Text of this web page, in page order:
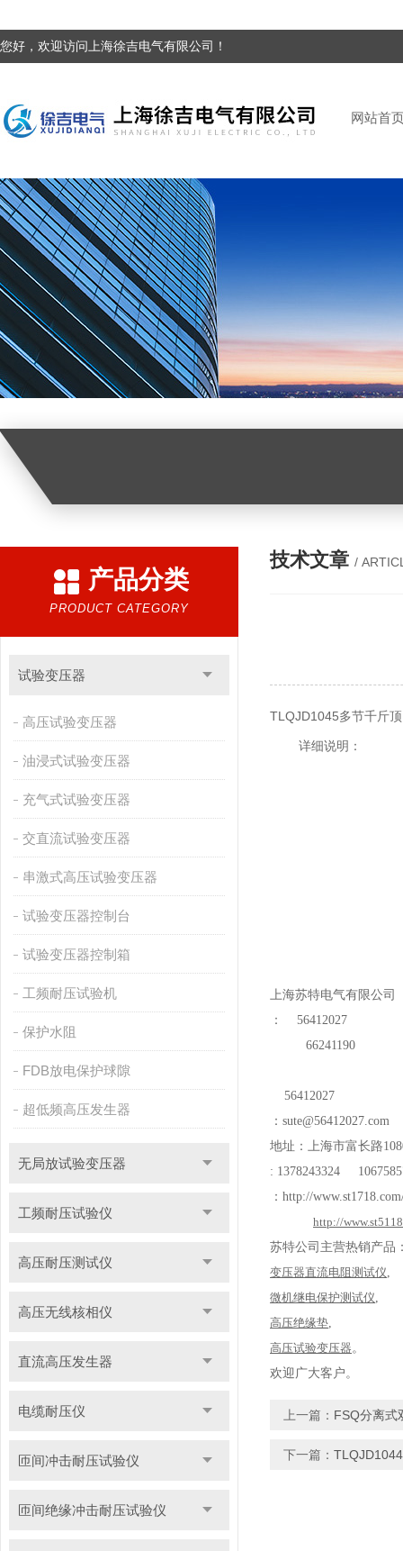
您好，欢迎访问上海徐吉电气有限公司！
网站首
技术文章 /
TLQJD1045多节千斤顶
详细说明：
上海苏特电气有限公司
：
56412027
66241190
56412027
： sute@56412027.com
地址：上海市富长路
: 1378243324
： http://
http://
苏特公司主营热销产品
变压器直流电阻测试仪,
微机继电保护测试仪,
高压绝缘垫,
高压试验变压器。
欢迎广大客户。
上一篇： FSQ分离式
下一篇：
产品分类
PRODUCT CATEGORY
试验变压器
高压试验变压器
油浸式试验变压器
充气式试验变压器
交直流试验变压器
串激式高压试验变压器
试验变压器控制台
试验变压器控制箱
工频耐压试验机
保护水阻
FDB放电保护球隙
超低频高压发生器
无局放试验变压器
工频耐压试验仪
高压耐压测试仪
高压无线核相仪
直流高压发生器
电缆耐压仪
匝间冲击耐压试验仪
匝间绝缘冲击耐压试验仪